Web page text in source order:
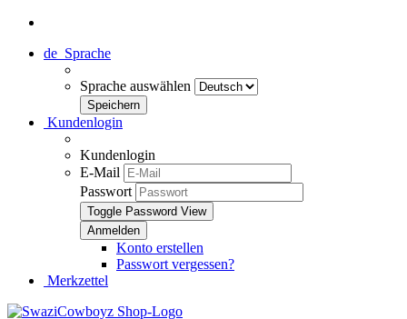
de Sprache
Sprache auswählen
Kundenlogin
Kundenlogin
E-Mail
Passwort
Toggle Password View
Konto erstellen
Passwort vergessen?
Merkzettel